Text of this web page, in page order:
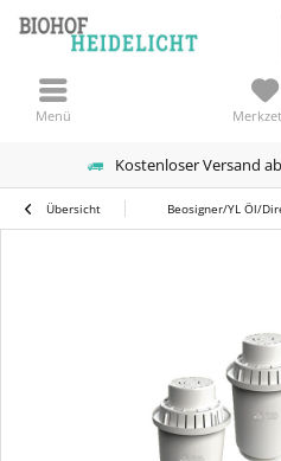
Kostenloser Versand
Menü
Übersicht Beosigner/YL Öl/